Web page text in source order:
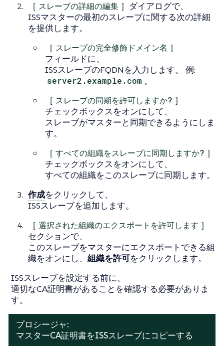
［ スレーブの詳細の編集 ］ダイアログで、
ISSマスターの最初のスレーブに関する次の詳細
を提供します。
［ スレーブの完全修飾ドメイン名 ］
フィールドに、
ISSスレーブのFQDNを入力します。 例:
server2.example.com 。
［ スレーブの同期を許可しますか? ］
チェックボックスをオンにして、
スレーブがマスターと同期できるようにしま
す。
［ すべての組織をスレーブに同期しますか? ］
チェックボックスをオンにして、
すべての組織をこのスレーブに同期します。
作成をクリックして、
ISSスレーブを追加します。
［ 選択された組織のエクスポートを許可します ］
セクションで、
このスレーブをマスターにエクスポートできる組
織をオンにし、 組織を許可をクリックします。
ISSスレーブを設定する前に、
適切なCA証明書があることを確認する必要がありま
す。
プロシージャ:
マスターCA証明書をISSスレーブにコピーする